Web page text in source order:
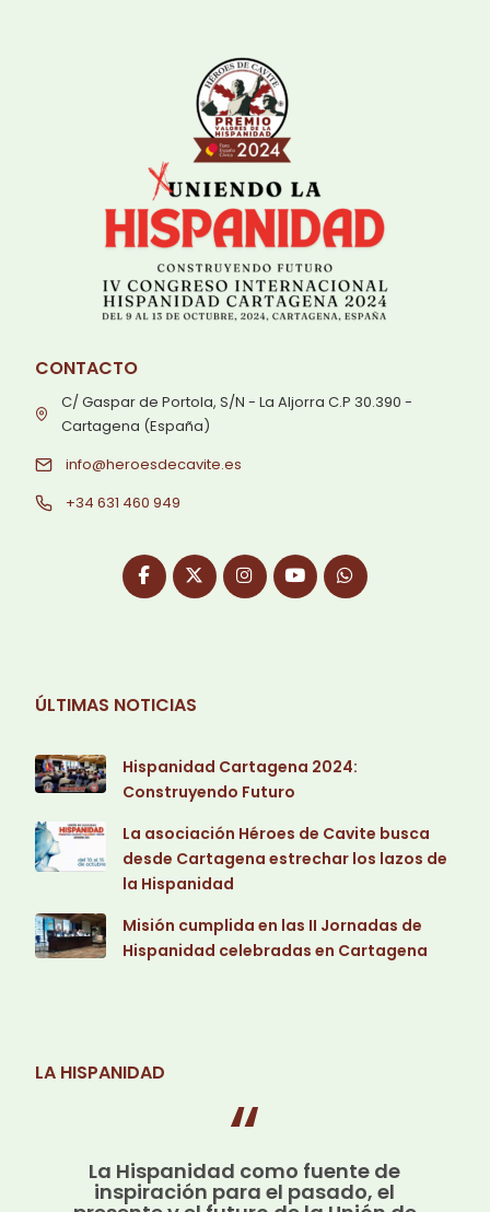
CONTACTO
C/ Gaspar de Portola, S/N - La Aljorra C.P 30.390 -
Cartagena (España)
info@heroesdecavite.es
+34 631 460 949
ÚLTIMAS NOTICIAS
Hispanidad Cartagena 2024:
Construyendo Futuro
La asociación Héroes de Cavite busca
desde Cartagena estrechar los lazos de
la Hispanidad
Misión cumplida en las II Jornadas de
Hispanidad celebradas en Cartagena
LA HISPANIDAD
La Hispanidad como fuente de
inspiración para el pasado, el